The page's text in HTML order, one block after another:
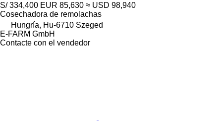
S/ 334,400 EUR 85,630 ≈ USD 98,940
Cosechadora de remolachas
Hungría, Hu-6710 Szeged
E-FARM GmbH
Contacte con el vendedor